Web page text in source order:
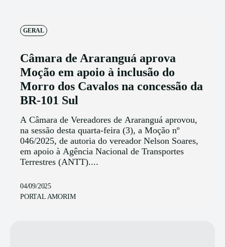
GERAL
Câmara de Araranguá aprova
Moção em apoio à inclusão do
Morro dos Cavalos na concessão da
BR-101 Sul
A Câmara de Vereadores de Araranguá aprovou,
na sessão desta quarta-feira (3), a Moção nº
046/2025, de autoria do vereador Nelson Soares,
em apoio à Agência Nacional de Transportes
Terrestres (ANTT)....
04/09/2025
PORTAL AMORIM